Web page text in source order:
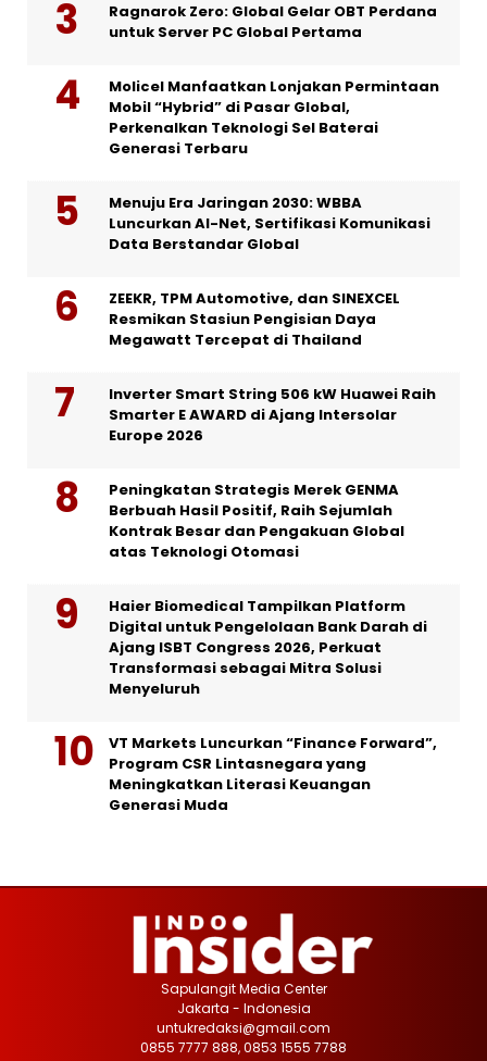
Ragnarok Zero: Global Gelar OBT Perdana
untuk Server PC Global Pertama
Molicel Manfaatkan Lonjakan Permintaan
Mobil “Hybrid” di Pasar Global,
Perkenalkan Teknologi Sel Baterai
Generasi Terbaru
Menuju Era Jaringan 2030: WBBA
Luncurkan AI-Net, Sertifikasi Komunikasi
Data Berstandar Global
ZEEKR, TPM Automotive, dan SINEXCEL
Resmikan Stasiun Pengisian Daya
Megawatt Tercepat di Thailand
Inverter Smart String 506 kW Huawei Raih
Smarter E AWARD di Ajang Intersolar
Europe 2026
Peningkatan Strategis Merek GENMA
Berbuah Hasil Positif, Raih Sejumlah
Kontrak Besar dan Pengakuan Global
atas Teknologi Otomasi
Haier Biomedical Tampilkan Platform
Digital untuk Pengelolaan Bank Darah di
Ajang ISBT Congress 2026, Perkuat
Transformasi sebagai Mitra Solusi
Menyeluruh
VT Markets Luncurkan “Finance Forward”,
Program CSR Lintasnegara yang
Meningkatkan Literasi Keuangan
Generasi Muda
Sapulangit Media Center
Jakarta - Indonesia
untukredaksi@gmail.com
0855 7777 888, 0853 1555 7788